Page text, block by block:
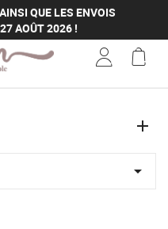
QUE LES ENVOIS
AOÛT 2026 !
QUE LES ENVOIS
AOÛT 2026 !
